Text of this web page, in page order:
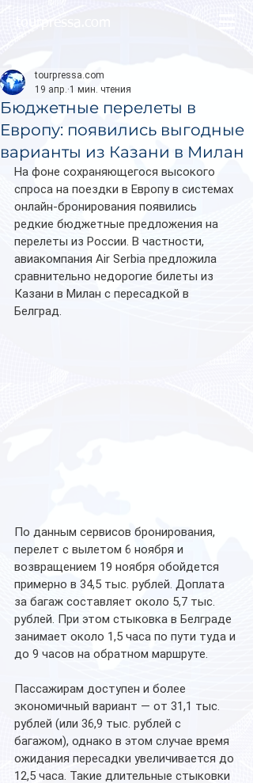
Бюджетные перелеты в
Европу: появились выгодные
варианты из Казани в Милан
tourpressa.com
19 апр. 1 мин. чтения
На фоне сохраняющегося высокого
спроса на поездки в Европу в системах
онлайн-бронирования появились
редкие бюджетные предложения на
перелеты из России. В частности,
авиакомпания Air Serbia предложила
сравнительно недорогие билеты из
Казани в Милан с пересадкой в
Белград.
По данным сервисов бронирования,
перелет с вылетом 6 ноября и
возвращением 19 ноября обойдется
примерно в 34,5 тыс. рублей. Доплата
за багаж составляет около 5,7 тыс.
рублей. При этом стыковка в Белграде
занимает около 1,5 часа по пути туда и
до 9 часов на обратном маршруте.
Пассажирам доступен и более
экономичный вариант — от 31,1 тыс.
рублей (или 36,9 тыс. рублей с
багажом), однако в этом случае время
ожидания пересадки увеличивается до
12,5 часа. Такие длительные стыковки